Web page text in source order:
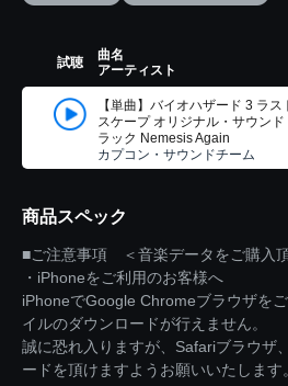
試聴
曲名
アーティスト
【単曲】バイオハザード 3 ラス
スケープ オリジナル・サウンド
ラック Nemesis Again
カプコン・サウンドチーム
商品スペック
■ご注意事項 ＜音楽データをご購入
・iPhoneをご利用のお客様へ
iPhoneでGoogle Chromeブラウザを
イルのダウンロードが行えません。
誠に恐れ入りますが、Safariブラウザ
ードを頂けますようお願いいたします。